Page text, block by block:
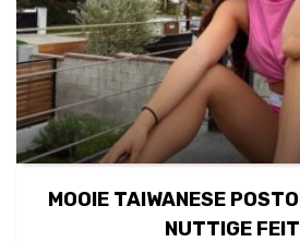
MOOIE TAIWANESE
NUTTIGE